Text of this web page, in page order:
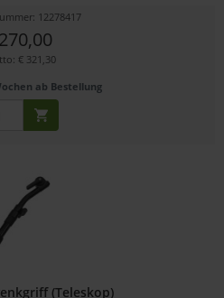
12278417
€ 321,30
ab Bestellung
(Teleskop)